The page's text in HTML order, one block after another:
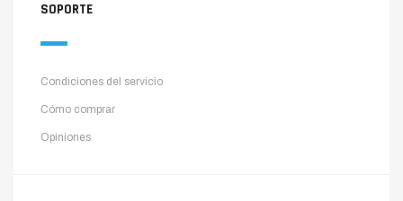
SOPORTE
Condiciones del servicio
Cómo comprar
Opiniones